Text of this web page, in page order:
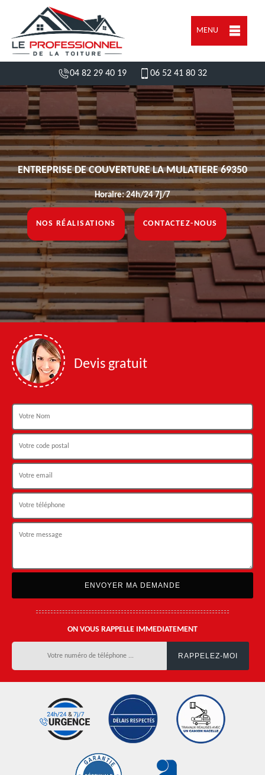
MENU
04 82 29 40 19 06 52 41 80 32
ENTREPRISE DE COUVERTURE LA MULATIERE 69350
Horaire: 24h/24 7j/7
NOS RÉALISATIONS CONTACTEZ-NOUS
Devis gratuit
ON VOUS RAPPELLE IMMEDIATEMENT